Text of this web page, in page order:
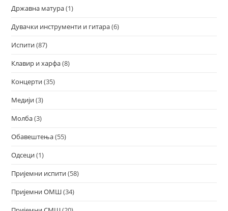
Државна матура(1)
Дувачки инструменти и гитара(6)
Испити(87)
Клавир и харфа(8)
Концерти(35)
Медији(3)
Молба(3)
Обавештења(55)
Одсеци(1)
Пријемни испити(58)
Пријемни ОМШ(34)